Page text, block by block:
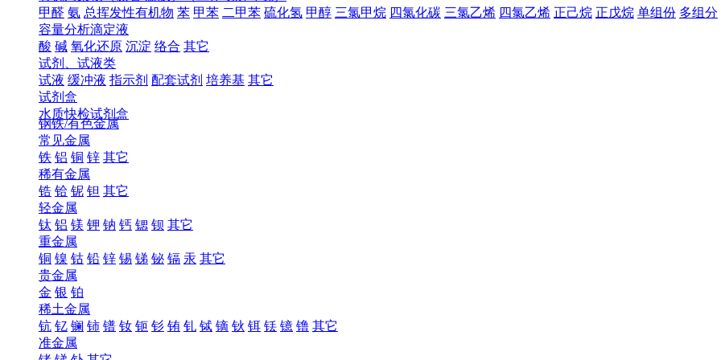
甲醛 氨 总挥发性有机物 苯 甲苯 二甲苯 硫化氢 甲醇 三氯甲烷 四氯化碳 三氯乙烯 四氯乙烯 正己烷 正戊烷 单组份 多组分
容量分析滴定液
酸 碱 氧化还原 沉淀 络合 其它
试剂、试液类
试液 缓冲液 指示剂 配套试剂 培养基 其它
试剂盒
水质快检试剂盒
钢铁/有色金属
常见金属
铁 铝 铜 锌 其它
稀有金属
锆 铪 铌 钽 其它
轻金属
钛 铝 镁 钾 钠 钙 锶 钡 其它
重金属
铜 镍 钴 铅 锌 锡 锑 铋 镉 汞 其它
贵金属
金 银 铂
稀土金属
钪 钇 镧 铈 镨 钕 钷 钐 铕 钆 铽 镝 钬 铒 铥 镱 镥 其它
准金属